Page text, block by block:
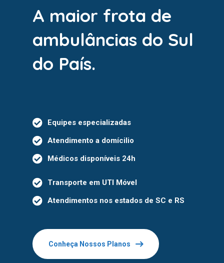
A maior frota de
ambulâncias do Sul
do País.
Equipes especializadas
Atendimento a domícilio
Médicos disponíveis 24h
Transporte em UTI Móvel
Atendimentos nos estados de SC e RS
Conheça Nossos Planos